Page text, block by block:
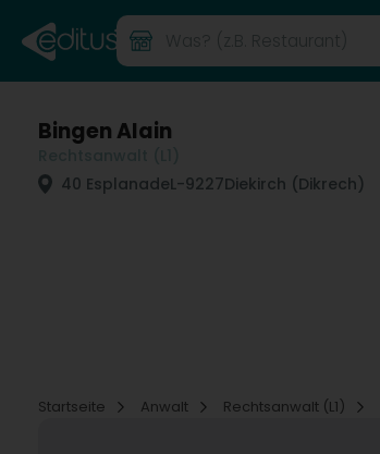
Bingen Alain
40 EsplanadeL-9227Diekirch (Dikrech)
Startseite
Anwalt Rechtsanwalt (L1)